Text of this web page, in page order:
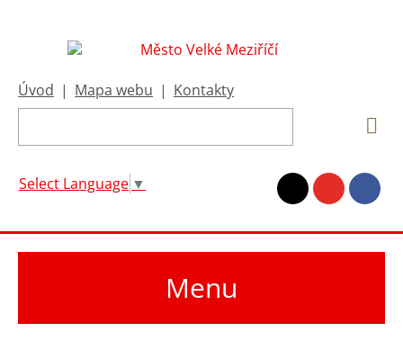
Úvod | Mapa webu | Kontakty
Select Language ▼
Menu